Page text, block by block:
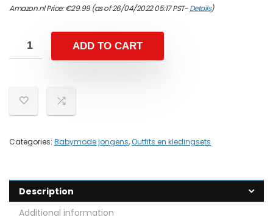
Amazon.nl Price:€29.99(as of 26/04/2022 05:17 PST-Details)
ADD TO CART
Categories: Babymode jongens,Outfits en kledingsets
Description
Additional information